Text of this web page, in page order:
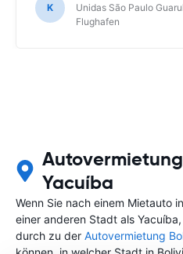
K
Unidas São Paulo
Flughafen
Yacuíba
Wenn Sie nach einem Mietauto
einer anderen Stadt als
durch zu der Autovermietung